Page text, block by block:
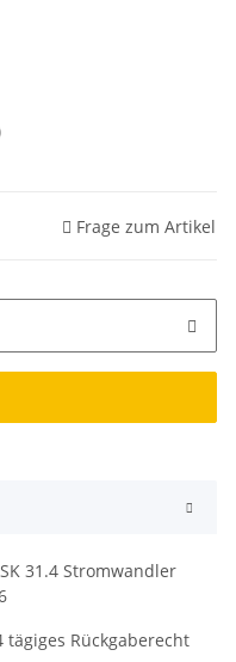
Frage zum Artikel
31.4 Stromwandler
Rückgaberecht